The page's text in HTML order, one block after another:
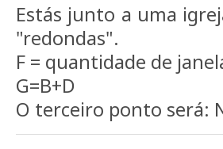
Estás junto a uma
"redondas".
F = quantidade de
G=B+D
O terceiro ponto será: